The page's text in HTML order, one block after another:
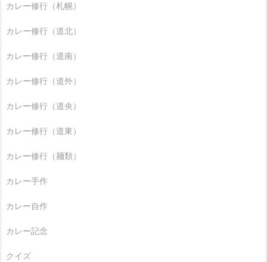
カレー修行（札幌）
カレー修行（道北）
カレー修行（道南）
カレー修行（道外）
カレー修行（道央）
カレー修行（道東）
カレー修行（麺類）
カレー手作
カレー自作
カレー記念
クイズ